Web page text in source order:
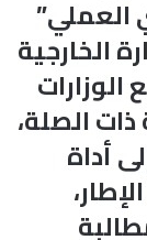
الخارجية
الصلة،
أداة